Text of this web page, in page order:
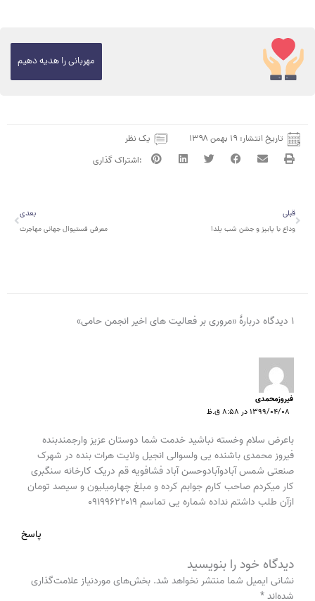
مهربانی را هدیه دهیم
تاریخ انتشار: ۱۹ بهمن ۱۳۹۸ یک نظر
قبلی
قبلی
وداع با پاییز و جشن شب یلدا
بعدی
معرفی فستیوال جهانی مهاجرت
۱ دیدگاه دربارهٔ «مروری بر فعالیت های اخیر انجمن حامی»
فیروزمحمدی
۱۳۹۹/۰۴/۰۸ در ۸:۵۸ ق.ظ
باعرض سلام وخسته نباشید خدمت شما دوستان عزیز وارجمندبنده
فیروز محمدی باشنده یی ولسوالی انجیل ولایت هرات بنده در شهرک
صنعتی شمس آبادوآبادوحسن آباد فشافویه قم دریک کارخانه سنگبری
کار میکردم صاحب کارم جوابم کرده و مبلغ چهارمیلیون و سیصد تومان
ازآن طلب داشتم نداده شماره یی تماسم ۰۹۱۹۹۶۲۲۰۱۹
پاسخ
دیدگاه‌ خود را بنویسید
نشانی ایمیل شما منتشر نخواهد شد. بخش‌های موردنیاز علامت‌گذاری
شده‌اند*